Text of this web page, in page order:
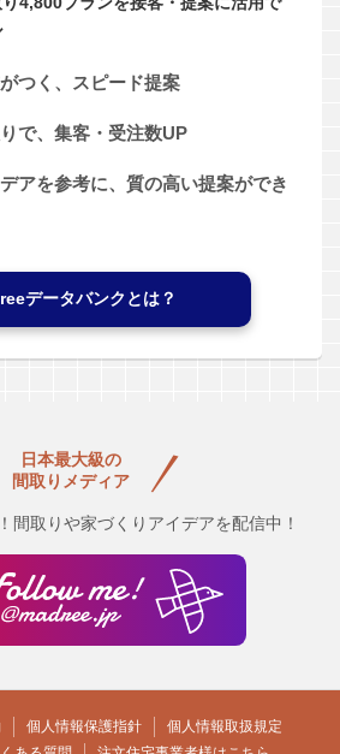
つく、スピード提案
で、集客・受注数UP
アを参考に、質の高い提案ができ
データバンクとは？
日本最大級の
間取りメディア
間取りや家づくりアイデアを配信中！
個人情報保護指針
個人情報取扱規定